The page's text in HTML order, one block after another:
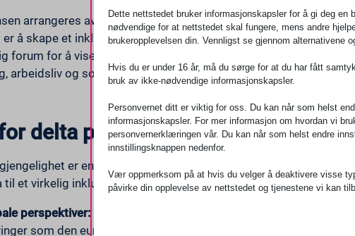
arrangeres av California State University, Northridge Center
er å skape et inkluderende miljø der forskere, praktikere og
forum for å vise frem løsninger som fjerner barrierer som
arbeidsliv og sosiale sammenhenger.
delta på CSUN 2027?
er en grunnleggende menneskerettighet. Å delta på
til et virkelig inkluderende samfunn.
perspektiver: Bli med over 5000 forskere, praktikere og
som den europeiske loven om universell utforming og nye
Dette nettstedet bruker informasjonskapsler for å gi deg en
nødvendige for at nettstedet skal fungere, mens andre
brukeropplevelsen din. Vennligst se gjennom alternativene
Hvis du er under 16 år, må du sørge for at du har fått
bruk av ikke-nødvendige informasjonskapsler.
Personvernet ditt er viktig for oss. Du kan når som helst
informasjonskapsler. For mer informasjon om hvordan vi
personvernerklæringen vår. Du kan når som helst endre
innstillingsknappen nedenfor.
Vær oppmerksom på at hvis du velger å deaktivere visse
påvirke din opplevelse av nettstedet og tjenestene vi kan